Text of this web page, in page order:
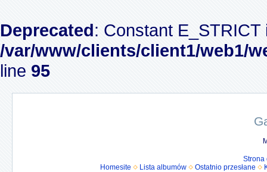
Deprecated: Constant
/var/www/clients/client1/web1/
line 95
Strona
Homesite
Lista albumów Ostatnio przesłane